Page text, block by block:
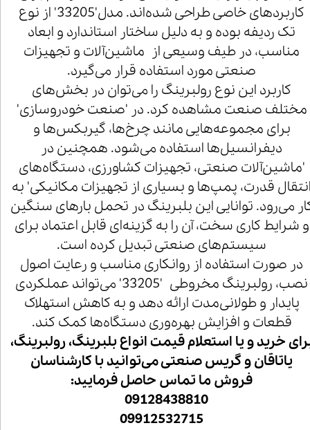
کاربردهای خاصی طراحی شده‌اند. مدل'33205' از نوع
تک ردیفه بوده و به دلیل ساختار استاندارد و ابعاد
مناسب، در طیف وسیعی از ماشین‌آلات و تجهیزات
صنعتی مورد استفاده قرار می‌گیرد.
کاربرد این نوع رولبرینگ را می‌توان در بخش‌های
مختلف صنعت مشاهده کرد. در 'صنعت خودروسازی'
برای مجموعه‌هایی مانند چرخ‌ها، گیربکس‌ها و
دیفرانسیل‌ها استفاده می‌شود. همچنین در
'ماشین‌آلات صنعتی، تجهیزات کشاورزی، دستگاه‌های
قدرت، پمپ‌ها و بسیاری از تجهیزات مکانیکی' به
می‌رود. توانایی این بلبرینگ در تحمل بارهای سنگین
و شرایط کاری سخت، آن را به گزینه‌ای قابل اعتماد برای
سیستم‌های صنعتی تبدیل کرده است.
در صورت استفاده از روانکاری مناسب و رعایت اصول
نصب، رولبرینگ مخروطی '33205' می‌تواند عملکردی
پایدار و طولانی‌مدت ارائه دهد و به کاهش استهلاک
قطعات و افزایش بهره‌وری دستگاه‌ها کمک کند.
خرید و یا استعلام قیمت انواع بلبرینگ، رولبرینگ،
یاتاقان و گریس صنعتی می‌توانید با کارشناسان
فروش ما تماس حاصل فرمایید:
09128438810
09912532715